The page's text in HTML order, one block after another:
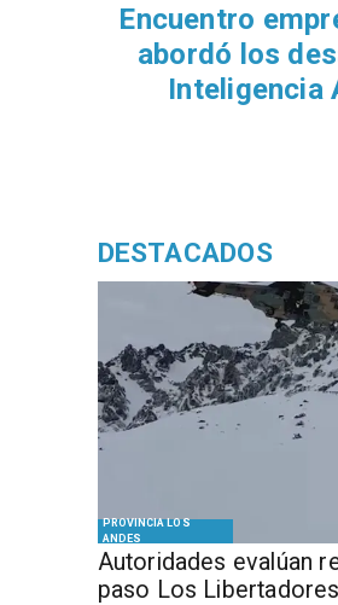
PROVINCIA LOS
ANDES
​​Autoridades evalúan
paso Los Libertadores
Encuentro
abordó los
Inteligencia
DESTACADOS